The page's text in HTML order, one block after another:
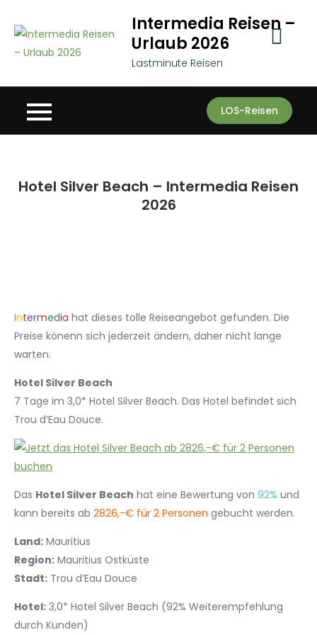
content
Intermedia Reisen –
Urlaub 2026
Lastminute Reisen
LOS-Reisen
Hotel Silver Beach – Intermedia Reisen
2026
Intermedia hat dieses tolle Reiseangebot gefunden. Die
Preise könenn sich jederzeit ändern, daher nicht lange
warten.
Hotel Silver Beach
7 Tage im 3,0* Hotel Silver Beach. Das Hotel befindet sich
Trou d’Eau Douce.
Das Hotel Silver Beach hat eine Bewertung von 92% und
kann bereits ab 2826,-€ für 2 Personen gebucht werden.
Land: Mauritius
Region: Mauritius Ostküste
Stadt: Trou d’Eau Douce
Hotel: 3,0* Hotel Silver Beach (92% Weiterempfehlung
durch Kunden)